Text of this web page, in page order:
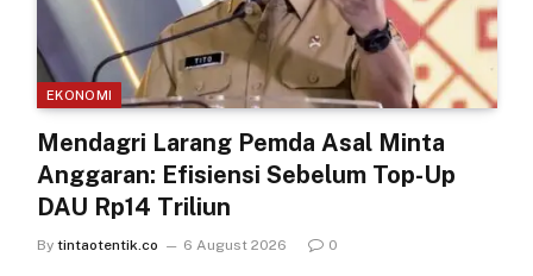
EKONOMI
Mendagri Larang Pemda Asal Minta
Anggaran: Efisiensi Sebelum Top-Up
DAU Rp14 Triliun
By tintaotentik.co 6 August 2026 0